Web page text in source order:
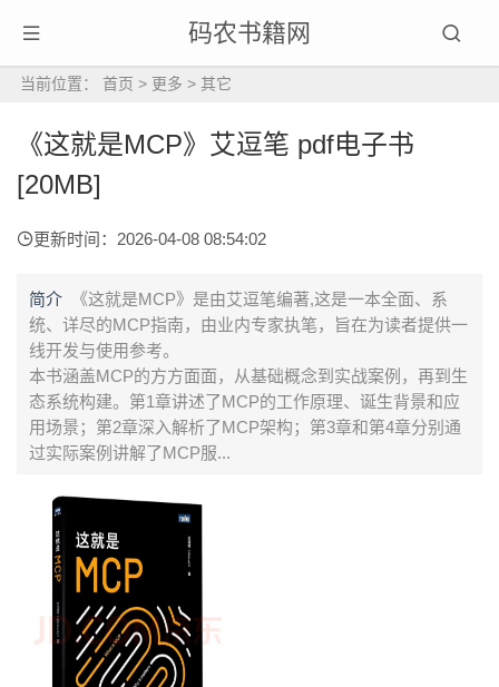
码农书籍网
当前位置： 首页 > 更多 > 其它
《这就是MCP》艾逗笔 pdf电子书
[20MB]
更新时间：2026-04-08 08:54:02
简介
《这就是MCP》是由艾逗笔编著,这是一本全面、系
统、详尽的MCP指南，由业内专家执笔，旨在为读者提供一
线开发与使用参考。
本书涵盖MCP的方方面面，从基础概念到实战案例，再到生
态系统构建。第1章讲述了MCP的工作原理、诞生背景和应
用场景；第2章深入解析了MCP架构；第3章和第4章分别通
过实际案例讲解了MCP服...